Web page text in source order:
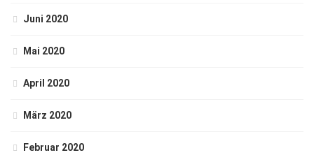
Juni 2020
Mai 2020
April 2020
März 2020
Februar 2020